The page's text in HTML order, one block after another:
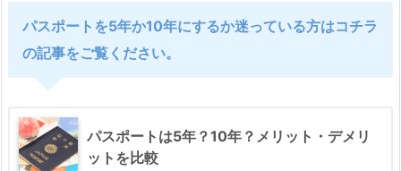
パスポートを5年か10年にするか迷っている方はコチラ
の記事をご覧ください。
パスポートは5年？10年？メリット・デメリ
ットを比較